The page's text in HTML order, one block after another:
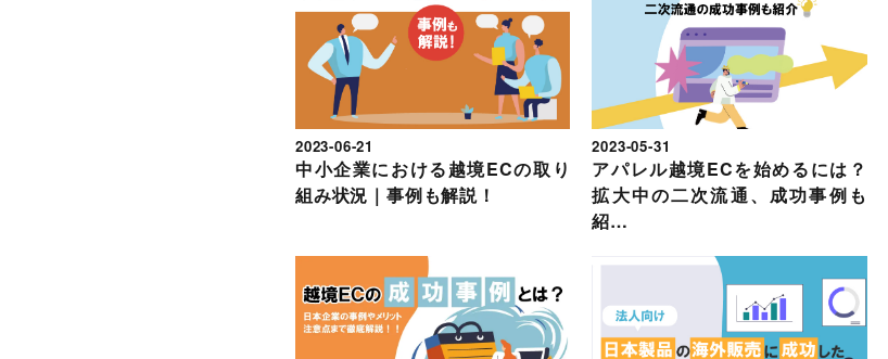
2023-06-21
中小企業における越境ECの取り
組み状況｜事例も解説！
2023-05-31
アパレル越境ECを始めるには？
拡大中の二次流通、成功事例も
紹…